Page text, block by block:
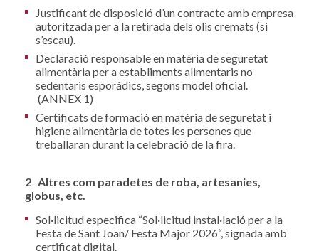
Justificant de disposició d’un contracte amb empresa
autoritzada per a la retirada dels olis cremats (si
s’escau).
Declaració responsable en matèria de seguretat
alimentària per a establiments alimentaris no
sedentaris esporàdics, segons model oficial.
(ANNEX 1)
Certificats de formació en matèria de seguretat i
higiene alimentària de totes les persones que
treballaran durant la celebració de la fira.
2 Altres com paradetes de roba, artesanies,
globus, etc.
Sol·licitud especifica “Sol·licitud instal·lació per a la
Festa de Sant Joan/ Festa Major 2026“, signada amb
certificat digital.